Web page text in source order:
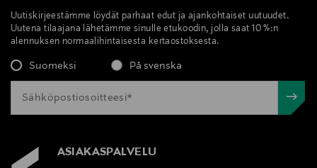
Uutiskirjeestämme löydät parhaat edut ja ajankohtaiset uutuudet.
Uutena tilaajana lähetämme sinulle etukoodin, jolla saat 10 %:n
alennuksen normaalihintaisesta kertaostoksesta.
Suomeksi På svenska
ASIAKASPALVELU